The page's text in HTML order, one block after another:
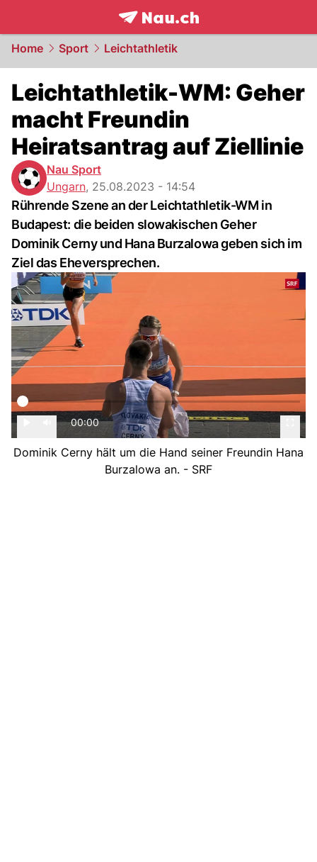
frontpage.NAU.ch
Home Sport Leichtathletik
Leichtathletik-WM: Geher
macht Freundin
Heiratsantrag auf Ziellinie
Nau Sport
Ungarn, 25.08.2023 - 14:54
Rührende Szene an der Leichtathletik-WM in
Budapest: die beiden slowakischen Geher
Dominik Cerny und Hana Burzalowa geben sich im
Ziel das Eheversprechen.
00:00
Dominik Cerny hält um die Hand seiner Freundin Hana
Burzalowa an. - SRF